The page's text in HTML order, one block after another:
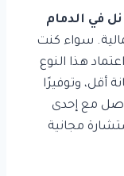
في الدمام
سواء كنت
هذا النوع
أقل، وتوفيرًا
مع إحدى
مجانية